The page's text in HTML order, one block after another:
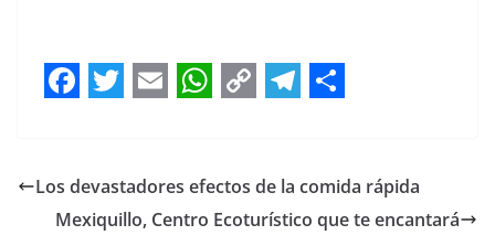
c
e
i
t
a
i
a
t
p
y
l
e
a
r
Los devastadores efectos de la comida rápida
Mexiquillo, Centro Ecoturístico que te encantará